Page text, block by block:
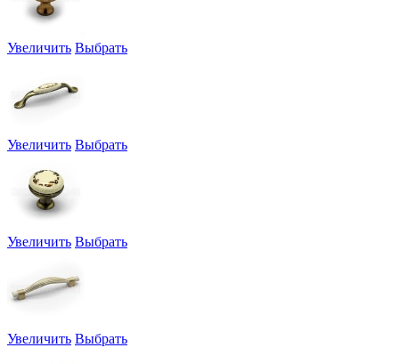
Увеличить Выбрать
Увеличить Выбрать
Увеличить Выбрать
Увеличить Выбрать